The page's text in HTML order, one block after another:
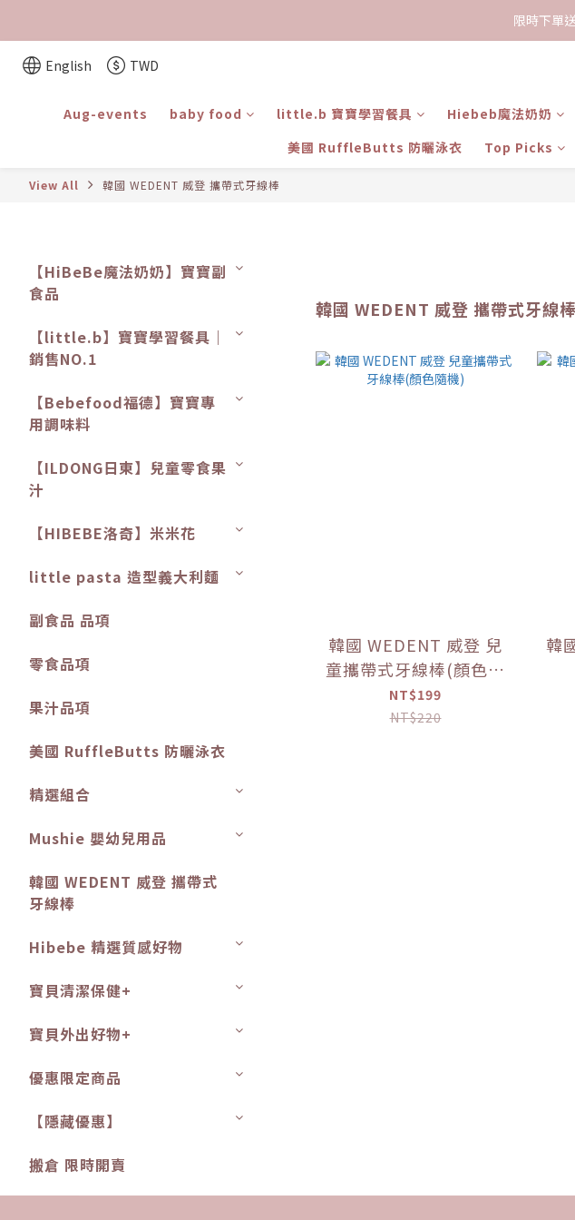
限時下單
限時下單
English TWD
Aug-events baby food little.b 寶寶學習餐具 Hiebeb魔法奶奶
美國 RuffleButts 防曬泳衣
Top Picks
View All 韓國 WEDENT 威登 攜帶式牙線棒
【HiBeBe魔法奶奶】寶寶副
食品
【little.b】寶寶學習餐具｜
銷售NO.1
【Bebefood福德】寶寶專
用調味料
【ILDONG日東】兒童零食果
汁
【HIBEBE洛奇】米米花
little pasta 造型義大利麵
副食品 品項
零食品項
果汁品項
美國 RuffleButts 防曬泳衣
精選組合
Mushie 嬰幼兒用品
韓國 WEDENT 威登 攜帶式
牙線棒
Hibebe 精選質感好物
寶貝清潔保健+
寶貝外出好物+
優惠限定商品
【隱藏優惠】
搬倉 限時開賣
韓國 WEDENT 威登 攜帶式牙線棒
韓國 WEDENT 威登 兒
童攜帶式牙線棒(顏色隨
機)
NT$199
NT$220
韓國 威登 成人攜